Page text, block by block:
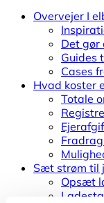
Overvejer I
Det gør
Guides
Cases
Hvad koster
Totale
Sæt strøm til
Opsæt